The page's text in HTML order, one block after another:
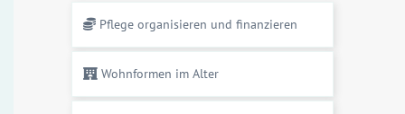
Pflege organisieren und finanzieren
Wohnformen im Alter